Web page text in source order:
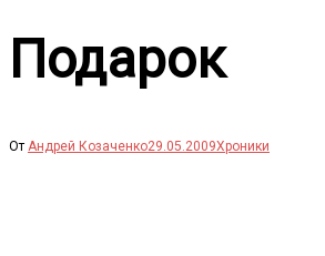
Подарок
От Андрей Козаченко29.05.2009Хроники